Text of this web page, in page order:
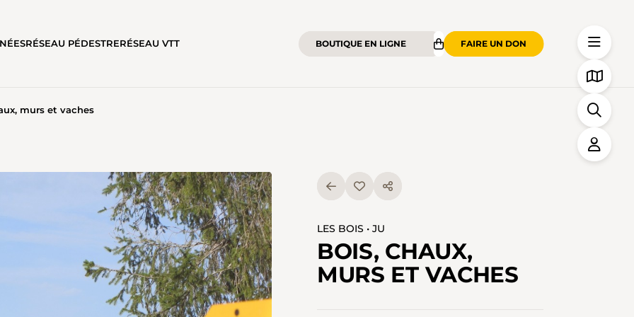
RÉSEAU PÉDESTRERÉSEAU VTT BOUTIQUE EN LIGNE FAIRE UN DON
murs et vaches
LES BOIS • JU
BOIS, CHAUX,
MURS ET VACHES